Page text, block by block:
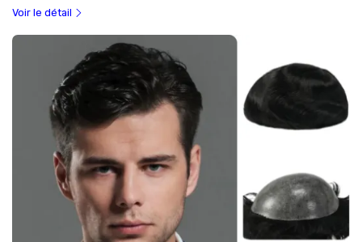
Voir le détail